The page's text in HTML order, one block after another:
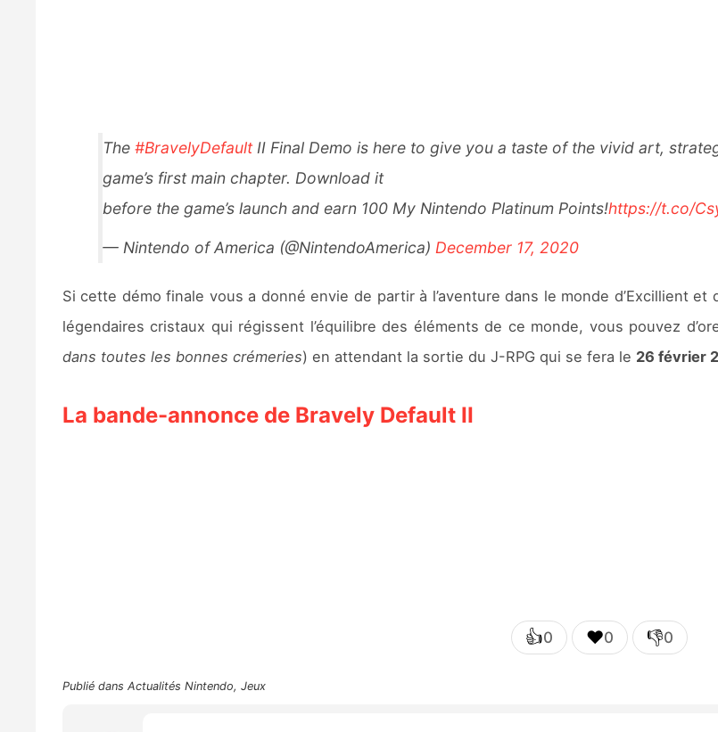
The #BravelyDefaultII Final Demo is here to give you a taste of the vivid art,
game’s first main chapter. Download it
before the game’s launch and earn 100 My Nintendo Platinum Points!https://t.co/
— Nintendo of America (@NintendoAmerica) December 17, 2020
Si cette démo finale vous a donné envie de partir à l’aventure dans le monde d’Excillient et
légendaires cristaux qui régissent l’équilibre des éléments de ce monde, vous pouvez
dans toutes les bonnes crémeries) en attendant la sortie du J-RPG qui se fera le 26 février
La bande-annonce de Bravely Default II
👍0 ❤️0 👎0
Publié dans Actualités Nintendo, Jeux